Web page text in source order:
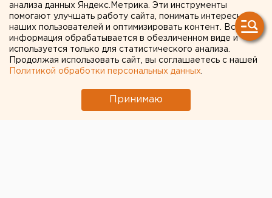
подрядчиком
анализа данных Яндекс.Метрика. Эти инструменты
помогают улучшать работу сайта, понимать интересы
наших пользователей и оптимизировать контент. Вся
информация обрабатывается в обезличенном виде и
используется только для статистического анализа.
Продолжая использовать сайт, вы соглашаетесь с нашей
Политикой обработки персональных данных
Принимаю